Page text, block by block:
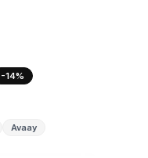
-14%
Avaay